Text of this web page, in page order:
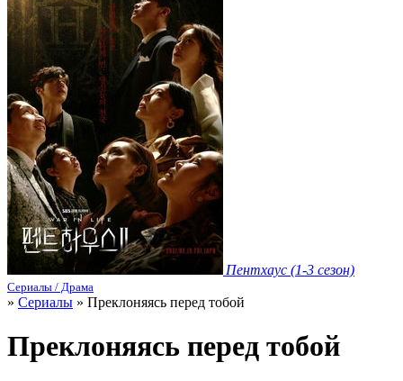
Пентхаус (1-3 сезон)
Сериалы / Драма
» Сериалы » Преклоняясь перед тобой
Преклоняясь перед тобой